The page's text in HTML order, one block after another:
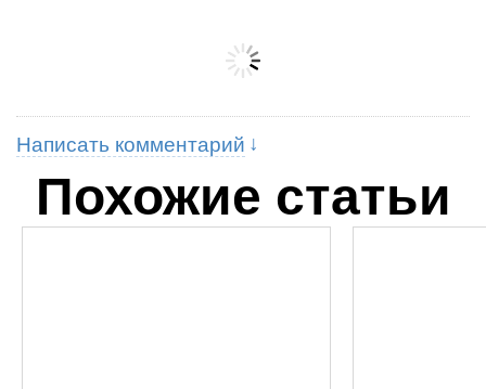
Написать комментарий
Похожие статьи